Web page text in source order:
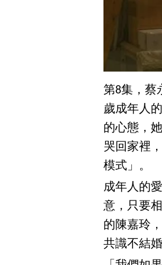
第8集，蔡
歲成年人
的心態，
哭回家裡
模式」。
成年人的
意，只要
的陳嘉玲
共識不結